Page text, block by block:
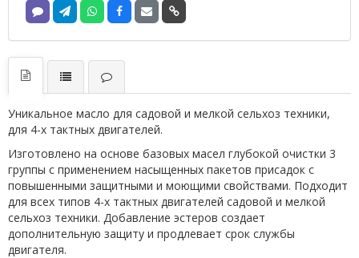
Уникальное масло для садовой и мелкой сельхоз техники,
для 4-х тактных двигателей.
Изготовлено на основе базовых масел глубокой очистки 3
группы с применением насыщенных пакетов присадок с
повышенными защитными и моющими свойствами. Подходит
для всех типов 4-х тактных двигателей садовой и мелкой
сельхоз техники. Добавление эстеров создает
дополнительную защиту и продлевает срок службы
двигателя.